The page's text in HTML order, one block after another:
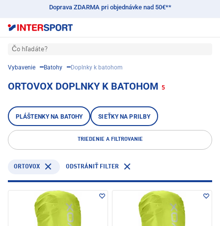
Doprava ZDARMA pri objednávke nad 50€**
Čo hľadáte?
Vybavenie Batohy Doplnky k batohom
ORTOVOX DOPLNKY K BATOHOM 5
PLÁŠTENKY NA BATOHY SIEŤKY NA PRILBY
TRIEDENIE A FILTROVANIE
ORTOVOX ODSTRÁNIŤ FILTER